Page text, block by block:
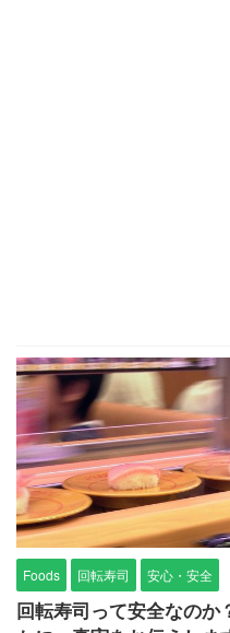
Foods 回転寿司 安心・安全
回転寿司って安全なのか